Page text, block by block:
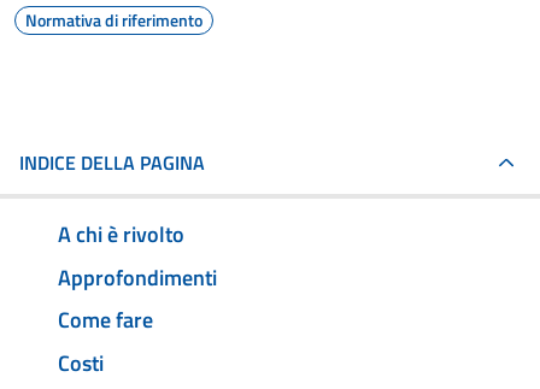
Normativa di riferimento
INDICE DELLA PAGINA
A chi è rivolto
Approfondimenti
Come fare
Costi